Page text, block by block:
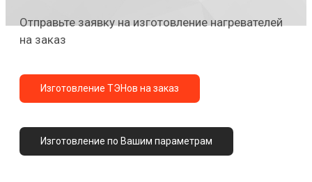
Отправьте заявку на изготовление нагревателей
на заказ
Изготовление ТЭНов на заказ
Изготовление по Вашим параметрам